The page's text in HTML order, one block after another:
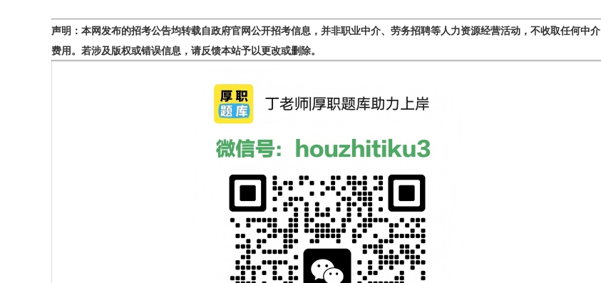
声明：本网发布的招考公告均转载自政府官网公开招考信息，并非职业中介、劳务招聘等人力资源经营活动，不收取任何中介
费用。若涉及版权或错误信息，请反馈本站予以更改或删除。